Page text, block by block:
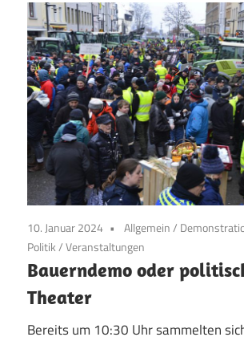
10. Januar 2024 Allgemein/
Politik/Veranstaltungen
Bauerndemo oder
Theater
Bereits um 10:30 Uhr sammelten